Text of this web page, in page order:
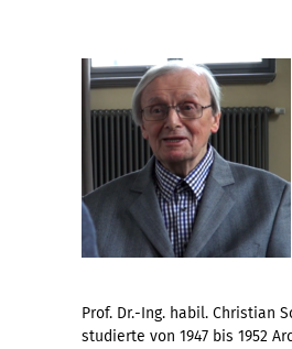
Prof. Dr.-Ing. habil. Christian
studierte von 1947 bis 1952